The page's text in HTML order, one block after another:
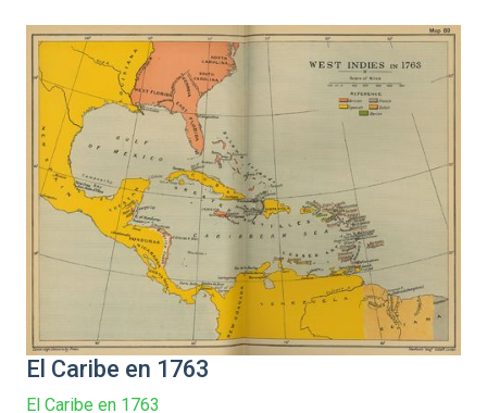
El Caribe en 1763
El Caribe en 1763